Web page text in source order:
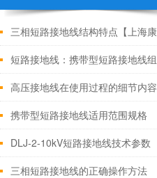
高压接地线在使用过程的细节内容
携带型短路接地线适用范围规格
DLJ-2-10kV短路接地线技术参数
三相短路接地线的正确操作方法